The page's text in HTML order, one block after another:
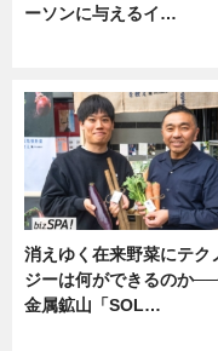
ーソンに与えるイ…
消えゆく在来野菜にテク
ジーは何ができるのか
金属鉱山「SOL…